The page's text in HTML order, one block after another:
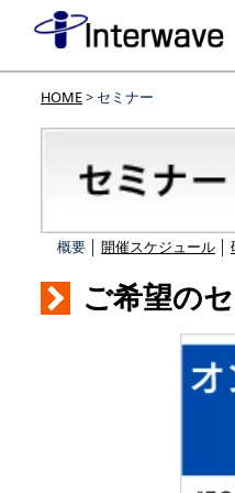
HOME> セミナー
概要 │ 開催スケジュール
ご希望の